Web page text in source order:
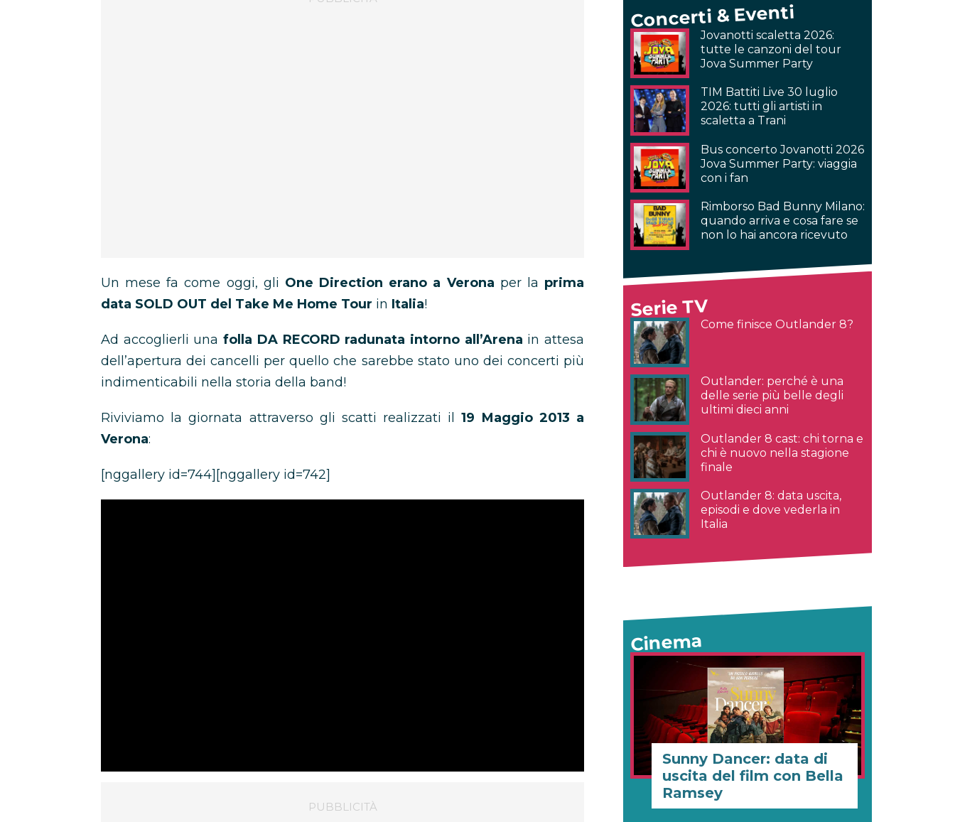
Un mese fa come oggi, gli One Direction erano a Verona per la prima
data SOLD OUT del Take Me Home Tour in Italia!
Ad accoglierli unafolla DA RECORD radunata intorno all’Arena in attesa
dell’apertura dei cancelli per quello che sarebbe stato uno dei concerti più
indimenticabili nella storia della band!
Riviviamo la giornata attraverso gli scatti realizzati il19 Maggio 2013 a
Verona:
[nggallery id=744][nggallery id=742]
Concerti & Eventi
Jovanotti scaletta 2026:
tutte le canzoni del tour
Jova Summer Party
TIM Battiti Live 30 luglio
2026: tutti gli artisti in
scaletta a Trani
Bus concerto Jovanotti 2026
Jova Summer Party: viaggia
con i fan
Rimborso Bad Bunny Milano:
quando arriva e cosa fare se
non lo hai ancora ricevuto
Serie TV
Come finisce Outlander 8?
Outlander: perché è una
delle serie più belle degli
ultimi dieci anni
Outlander 8 cast: chi torna e
chi è nuovo nella stagione
finale
Outlander 8: data uscita,
episodi e dove vederla in
Italia
Cinema
Sunny Dancer: data di
uscita del film con Bella
Ramsey